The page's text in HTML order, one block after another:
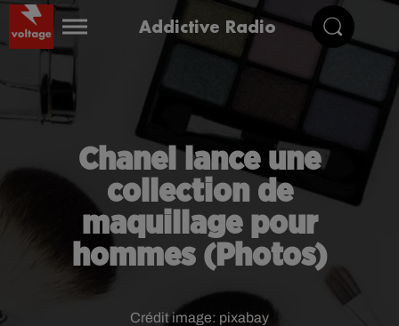
Addictive Radio
Chanel lance une
collection de
maquillage pour
hommes (Photos)
Crédit image: pixabay